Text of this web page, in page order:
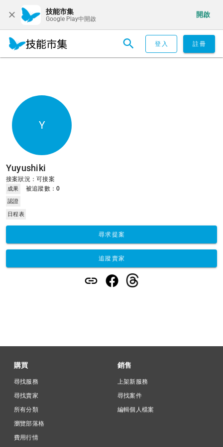
技能市集
Google Play中開啟
開啟
登入 註冊
Y
Yuyushiki
接案狀況：可接案
成果 被追蹤數：0
認證
日程表
尋求提案
追蹤賣家
購買
尋找服務
尋找賣家
所有分類
瀏覽部落格
費用行情
銷售
上架新服務
尋找案件
編輯個人檔案